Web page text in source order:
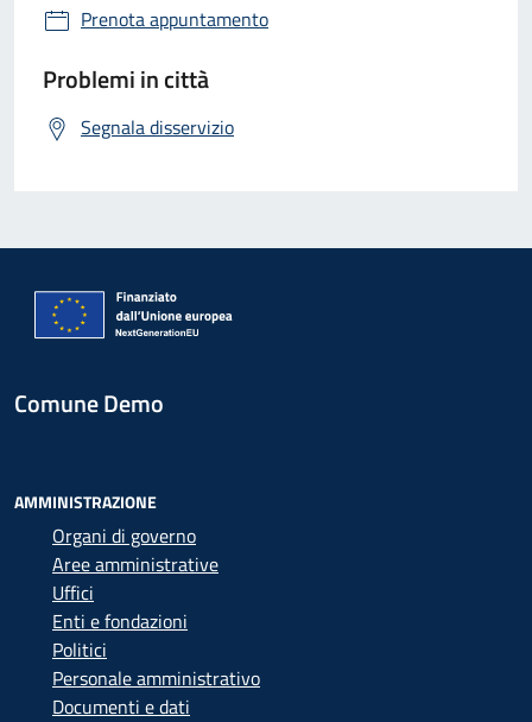
Prenota appuntamento
Problemi in città
Segnala disservizio
Comune Demo
AMMINISTRAZIONE
Organi di governo
Aree amministrative
Uffici
Enti e fondazioni
Politici
Personale amministrativo
Documenti e dati